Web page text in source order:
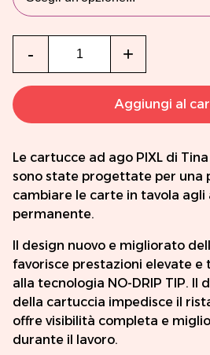
- +
Aggiungi al
Le cartucce ad ago PIXL di
sono state progettate per una
cambiare le carte in tavola
permanente.
Il design nuovo e migliorato
favorisce prestazioni elevate
alla tecnologia NO-DRIP TIP. Il
della cartuccia impedisce il
offre visibilità completa e
durante il lavoro.